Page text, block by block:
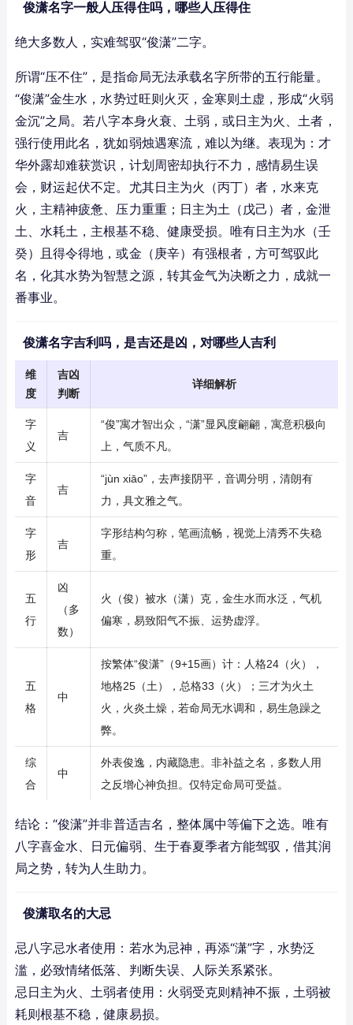
俊潇名字一般人压得住吗，哪些人压得住
绝大多数人，实难驾驭“俊潇”二字。
所谓“压不住”，是指命局无法承载名字所带的五行能量。
“俊潇”金生水，水势过旺则火灭，金寒则土虚，形成“火弱
金沉”之局。若八字本身火衰、土弱，或日主为火、土者，
强行使用此名，犹如弱烛遇寒流，难以为继。表现为：才
华外露却难获赏识，计划周密却执行不力，感情易生误
会，财运起伏不定。尤其日主为火（丙丁）者，水来克
火，主精神疲惫、压力重重；日主为土（戊己）者，金泄
土、水耗土，主根基不稳、健康受损。唯有日主为水（壬
癸）且得令得地，或金（庚辛）有强根者，方可驾驭此
名，化其水势为智慧之源，转其金气为决断之力，成就一
番事业。
俊潇名字吉利吗，是吉还是凶，对哪些人吉利
维
度
吉凶
判断
详细解析
字
义
吉
“俊”寓才智出众，“潇”显风度翩翩，寓意积极向
上，气质不凡。
字
音
吉
“jùn xiāo”，去声接阴平，音调分明，清朗有
力，具文雅之气。
字
形
吉
字形结构匀称，笔画流畅，视觉上清秀不失稳
重。
五
行
凶
（多
数）
火（俊）被水（潇）克，金生水而水泛，气机
偏寒，易致阳气不振、运势虚浮。
五
格
中
按繁体“俊潇”（9+15画）计：人格24（火），
地格25（土），总格33（火）；三才为火土
火，火炎土燥，若命局无水调和，易生急躁之
弊。
综
合
中
外表俊逸，内藏隐患。非补益之名，多数人用
之反增心神负担。仅特定命局可受益。
结论：“俊潇”并非普适吉名，整体属中等偏下之选。唯有
八字喜金水、日元偏弱、生于春夏季者方能驾驭，借其润
局之势，转为人生助力。
俊潇取名的大忌
忌八字忌水者使用：若水为忌神，再添“潇”字，水势泛
滥，必致情绪低落、判断失误、人际关系紧张。
忌日主为火、土弱者使用：火弱受克则精神不振，土弱被
耗则根基不稳，健康易损。